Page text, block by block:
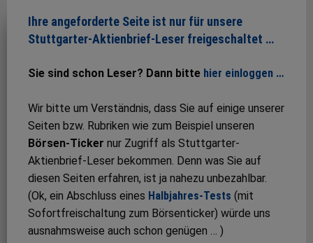
Ihre angeforderte Seite ist nur für unsere
Stuttgarter-Aktienbrief-Leser freigeschaltet …
Sie sind schon Leser? Dann bitte hier einloggen …
Wir bitte um Verständnis, dass Sie auf einige unserer
Seiten bzw. Rubriken wie zum Beispiel unseren
Börsen-Ticker nur Zugriff als Stuttgarter-
Aktienbrief-Leser bekommen. Denn was Sie auf
diesen Seiten erfahren, ist ja nahezu unbezahlbar.
(Ok, ein Abschluss eines Halbjahres-Tests (mit
Sofortfreischaltung zum Börsenticker) würde uns
ausnahmsweise auch schon genügen … )